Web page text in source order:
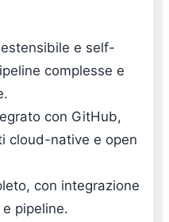
e self-
complesse e
con GitHub,
cloud-native e open
con integrazione
pipeline.